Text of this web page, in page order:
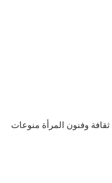
ثقافة وفنون المرأة منوعات